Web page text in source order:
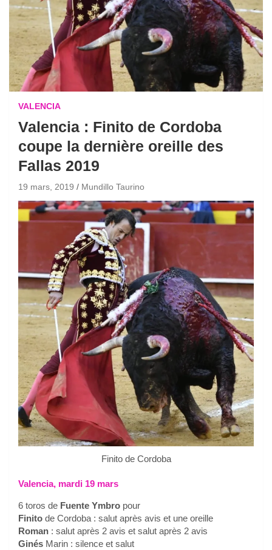
VALENCIA
Valencia : Finito de Cordoba
coupe la dernière oreille des
Fallas 2019
19 mars, 2019 Mundillo Taurino
Finito de Cordoba
Valencia, mardi 19 mars
6 toros de Fuente Ymbro pour
Finito de Cordoba : salut après avis et une oreille
Roman : salut après 2 avis et salut après 2 avis
Ginés Marin : silence et salut